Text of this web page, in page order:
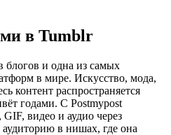
в Tumblr
и одна из самых
в мире. Искусство, мода,
контент распространяется
годами. С Postmypost
видео и аудио через
в нишах, где она